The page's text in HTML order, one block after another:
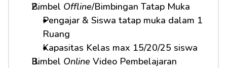
Bimbel Offline/Bimbingan Tatap Muka
Pengajar & Siswa tatap muka dalam 1
Ruang
Kapasitas Kelas max 15/20/25 siswa
Bimbel Online Video Pembelajaran